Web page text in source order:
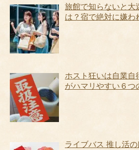
旅館で知らないと大
は？宿で絶対に嫌わ
ホスト狂いは自業自
がハマリやすい６つ
ライブバス 推し活